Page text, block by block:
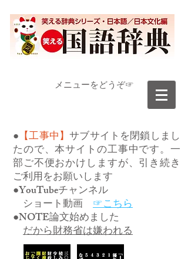
​メニューをどうぞ☞
● 【工事中】サブサイトを閉鎖しまし
たので、本サイトの工事中です。一
部ご不便おかけしますが、引き続き
ご利用をお願いします
●YouTubeチャンネル
ショート動画 ☞こちら
●NOTE論文始めました
だから財務省は嫌われる